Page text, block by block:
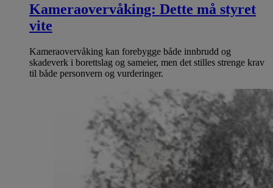
Kameraovervåking: Dette må styret
vite
Kameraovervåking kan forebygge både innbrudd og
skadeverk i borettslag og sameier, men det stilles strenge krav
til både personvern og vurderinger.